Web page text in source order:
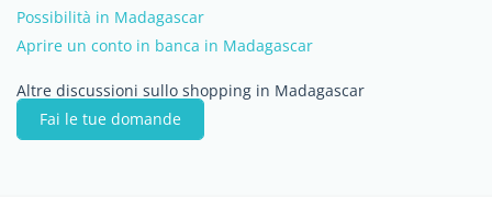
Possibilità in Madagascar
Aprire un conto in banca in Madagascar
Altre discussioni sullo shopping in Madagascar
Fai le tue domande